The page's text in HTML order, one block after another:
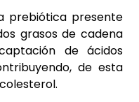
prebiótica presente
grasos de cadena
de ácidos
de esta